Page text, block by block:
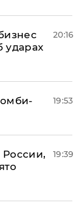
ударах
20:16
19:53
России,
19:39